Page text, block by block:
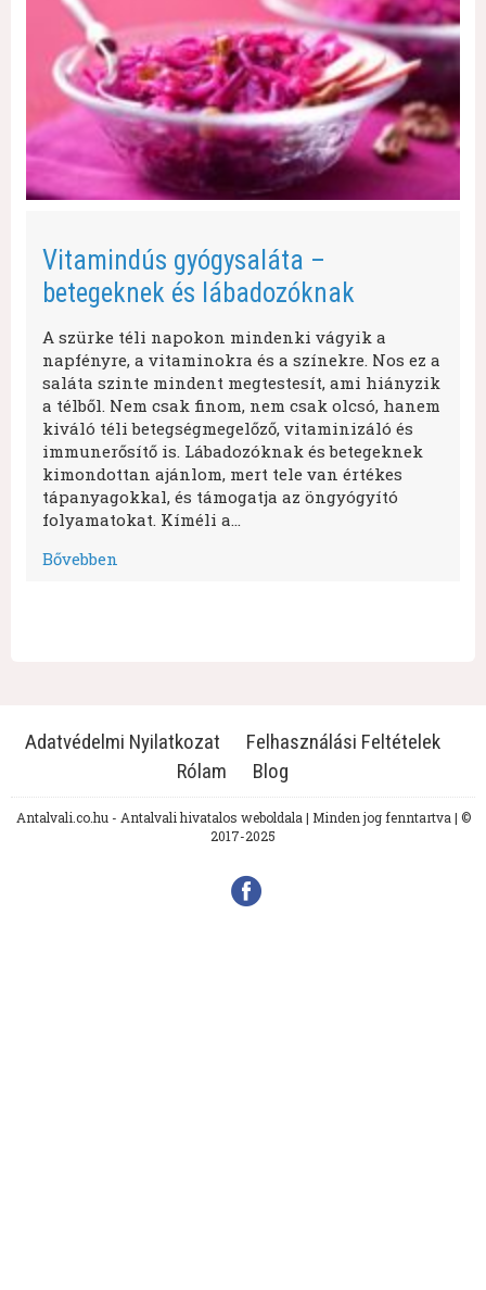
Vitamindús gyógysaláta –
betegeknek és lábadozóknak
A szürke téli napokon mindenki vágyik a
napfényre, a vitaminokra és a színekre. Nos ez a
saláta szinte mindent megtestesít, ami hiányzik
a télből. Nem csak finom, nem csak olcsó, hanem
kiváló téli betegségmegelőző, vitaminizáló és
immunerősítő is. Lábadozóknak és betegeknek
kimondottan ajánlom, mert tele van értékes
tápanyagokkal, és támogatja az öngyógyító
folyamatokat. Kíméli a…
Bővebben
Adatvédelmi Nyilatkozat
Felhasználási Feltételek
Rólam
Blog
Antalvali.co.hu - Antalvali hivatalos weboldala | Minden jog fenntartva | ©
2017-2025